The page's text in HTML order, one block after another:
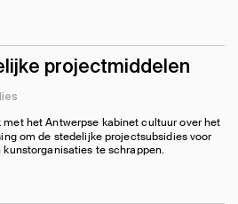
projectmiddelen
met het Antwerpse kabinet cultuur over het
om de stedelijke projectsubsidies voor
te schrappen.